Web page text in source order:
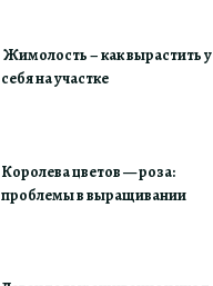
Жимолость – как вырастить у
себя на участке
Королева цветов — роза:
проблемы в выращивании